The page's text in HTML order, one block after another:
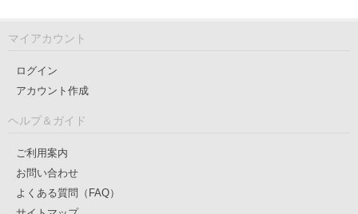
マイアカウント
ログイン
アカウント作成
ヘルプ＆ガイド
ご利用案内
お問い合わせ
よくある質問（FAQ）